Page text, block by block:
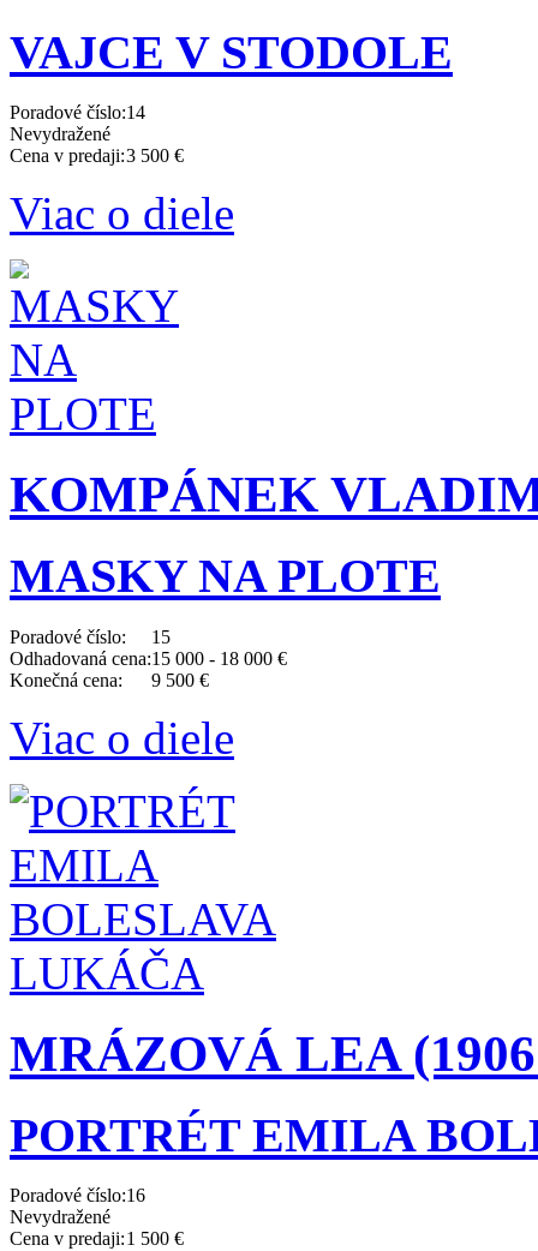
VAJCE V STODOLE
Poradové číslo:14
Nevydražené
Cena v predaji:3 500 €
Viac o diele
KOMPÁNEK
MASKY NA PLOTE
Poradové číslo:
15
Odhadovaná cena:15 000 - 18 000 €
Konečná cena:
9 500 €
Viac o diele
MRÁZOVÁ LEA (1906
PORTRÉT EMILA
Poradové číslo:16
Nevydražené
Cena v predaji:1 500 €